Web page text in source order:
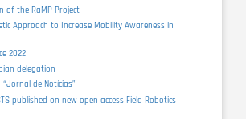
of the RaMP Project
Approach to Increase Mobility Awareness in
2022
delegation
de Notícias”
published on new open access Field Robotics